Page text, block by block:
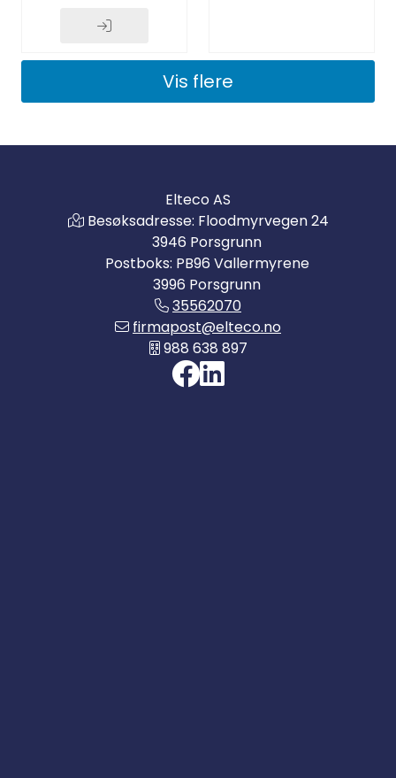
Vis flere
Elteco AS
Besøksadresse: Floodmyrvegen 24
3946 Porsgrunn
Postboks: PB96 Vallermyrene
3996 Porsgrunn
35562070
firmapost@elteco.no
988 638 897